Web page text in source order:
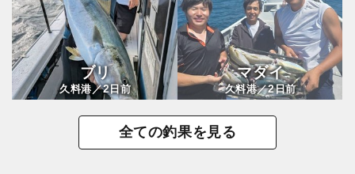
ブリ
久料港／2日前
マダイ
久料港／2日前
全ての釣果を見る